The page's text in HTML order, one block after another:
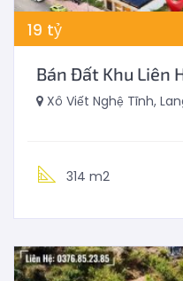
19 tỷ
Xô Viết Nghệ Tĩnh, Lang
314 m2